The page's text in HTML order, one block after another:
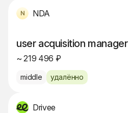
NDA
user acquisition manager
~ 219 496 ₽
middle удалённо
Drivee